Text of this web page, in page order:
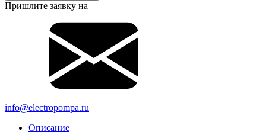
Пришлите заявку на
info@electropompa.ru
Описание